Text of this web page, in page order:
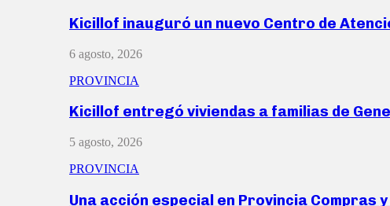
Kicillof inauguró un nuevo Centro de
6 agosto, 2026
PROVINCIA
Kicillof entregó viviendas a familias de
5 agosto, 2026
PROVINCIA
Una acción especial en Provincia Compras